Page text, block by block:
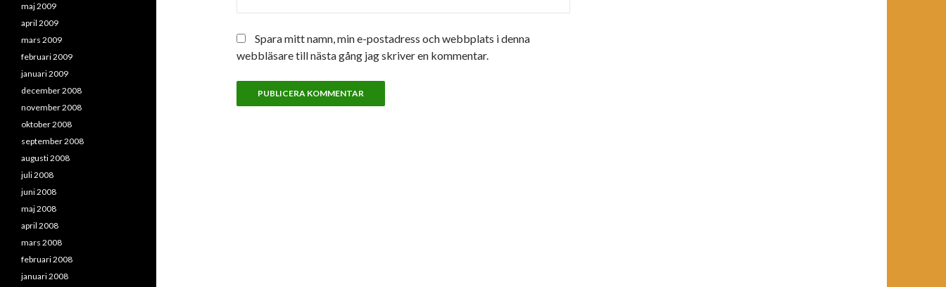
Spara mitt namn, min e-postadress och webbplats i denna
webbläsare till nästa gång jag skriver en kommentar.
maj 2009
april 2009
mars 2009
februari 2009
januari 2009
december 2008
november 2008
oktober 2008
september 2008
augusti 2008
juli 2008
juni 2008
maj 2008
april 2008
mars 2008
februari 2008
januari 2008